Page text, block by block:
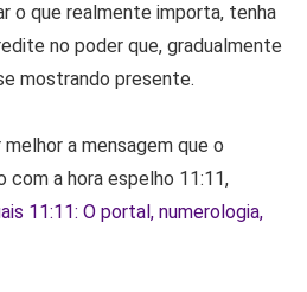
o que realmente importa, tenha
no poder que, gradualmente
mostrando presente.
a mensagem que o
com a hora espelho 11:11,
11:11: O portal, numerologia,